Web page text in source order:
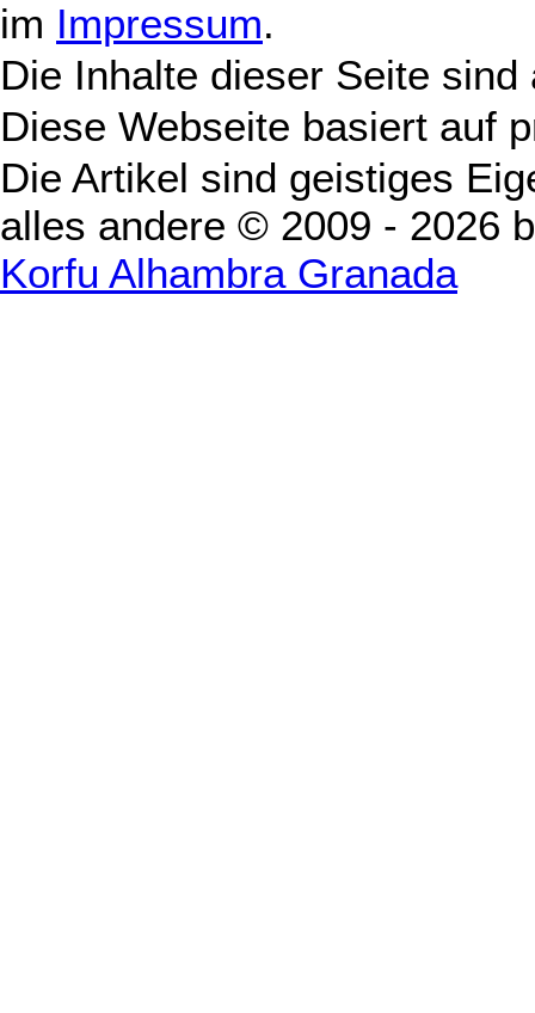
im Impressum.
Die Inhalte dieser Seite
Diese Webseite basiert auf
Die Artikel sind geistiges
alles andere © 2009 - 2026
Korfu Alhambra Granada